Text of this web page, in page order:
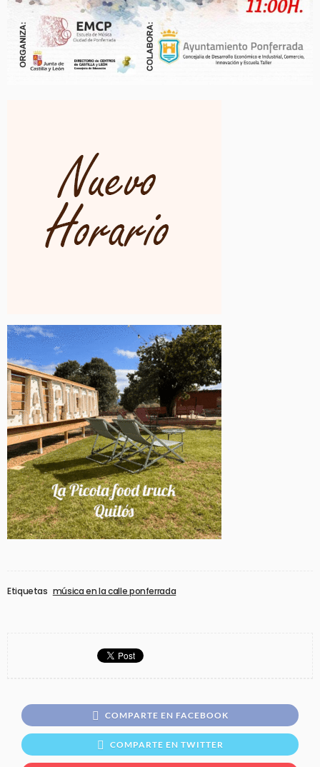
Etiquetas música en la calle ponferrada
COMPARTE EN FACEBOOK
COMPARTE EN TWITTER